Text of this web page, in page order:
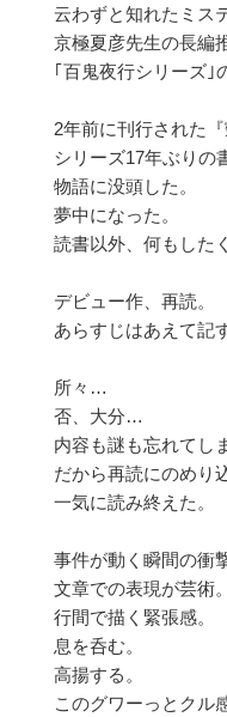
云わずと知れたミス
京極夏彦先生の長編
｢百鬼夜行シリーズ｣
2年前に刊行された
シリーズ17年ぶりの
物語に没頭した。
夢中になった。
読書以外、何もした
デビュー作、再読。
あらすじはあえて記
所々…
否、大分…
内容も謎も忘れてし
だから再読にのめり
一気に読み終えた。
事件が動く瞬間の衝
文章での表現が芸術。
行間で描く緊張感。
息を呑む。
高揚する。
このグワーっとクル